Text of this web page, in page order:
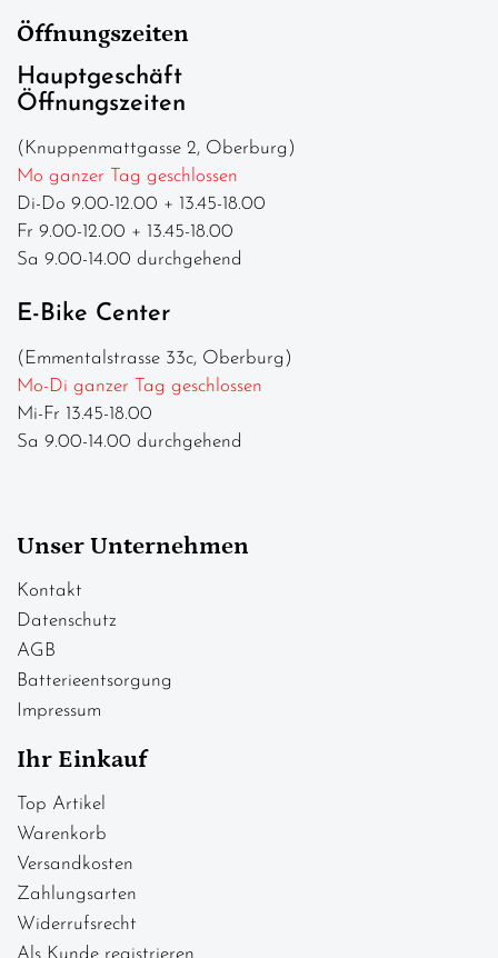
Öffnungszeiten
Hauptgeschäft
Öffnungszeiten
(Knuppenmattgasse 2, Oberburg)
Mo ganzer Tag geschlossen
Di-Do 9.00-12.00 + 13.45-18.00
Fr 9.00-12.00 + 13.45-18.00
Sa 9.00-14.00 durchgehend
E-Bike Center
(Emmentalstrasse 33c, Oberburg)
Mo-Di ganzer Tag geschlossen
Mi-Fr 13.45-18.00
Sa 9.00-14.00 durchgehend
Unser Unternehmen
Kontakt
Datenschutz
AGB
Batterieentsorgung
Impressum
Ihr Einkauf
Top Artikel
Warenkorb
Versandkosten
Zahlungsarten
Widerrufsrecht
Als Kunde registrieren